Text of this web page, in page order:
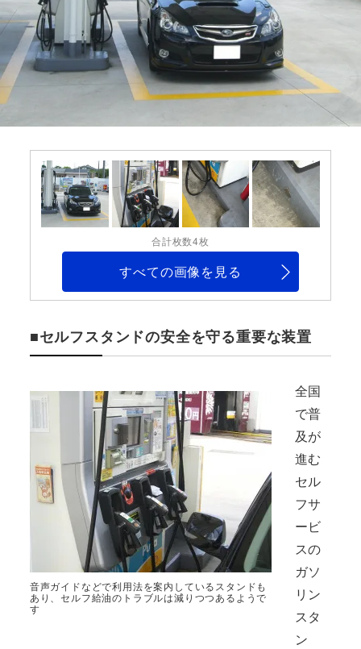
合計枚数4枚
すべての画像を見る
■セルフスタンドの安全を守る重要な装置
音声ガイドなどで利用法を案内しているスタンドも
あり、セルフ給油のトラブルは減りつつあるようで
す
全国
で普
及が
進む
セル
フサ
ービ
スの
ガソ
リン
スタ
ン